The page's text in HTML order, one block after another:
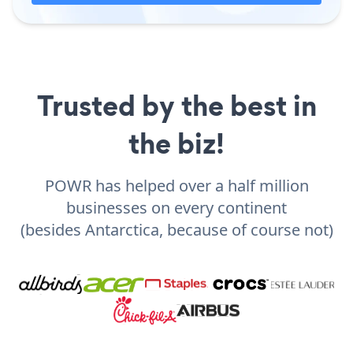
Trusted by the best in
the biz!
POWR has helped over a half million
businesses on every continent
(besides Antarctica, because of course not)